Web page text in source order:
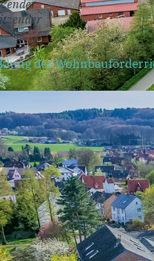
der
Ansprechpartner für
Gemeindeverband
a.T.W.